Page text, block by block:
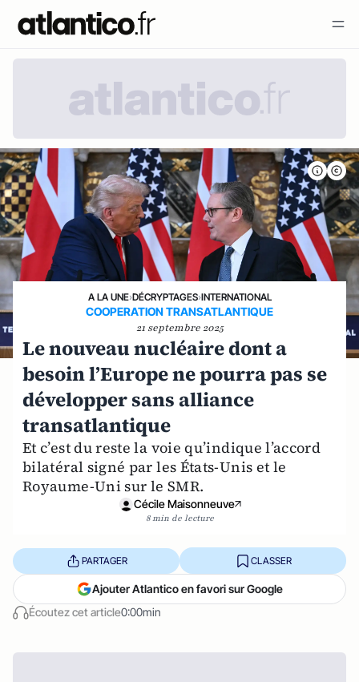
A LA UNE›DÉCRYPTAGES›INTERNATIONAL
COOPERATION TRANSATLANTIQUE
21 septembre 2025
Le nouveau nucléaire dont a
besoin l’Europe ne pourra pas se
développer sans alliance
transatlantique
Et c’est du reste la voie qu’indique l’accord
bilatéral signé par les États-Unis et le
Royaume-Uni sur le SMR.
Cécile Maisonneuve
8 min de lecture
Écoutez cet article0:00min
PARTAGER CLASSER
Ajouter Atlantico en favori sur Google